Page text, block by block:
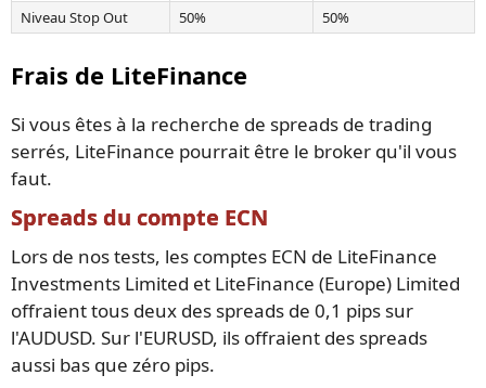
Niveau Stop Out
50% 50%
Frais de LiteFinance
Si vous êtes à la recherche de spreads de trading
serrés, LiteFinance pourrait être le broker qu'il vous
faut.
Spreads du compte ECN
Lors de nos tests, les comptes ECN de LiteFinance
Investments Limited et LiteFinance (Europe) Limited
offraient tous deux des spreads de 0,1 pips sur
l'AUDUSD. Sur l'EURUSD, ils offraient des spreads
aussi bas que zéro pips.